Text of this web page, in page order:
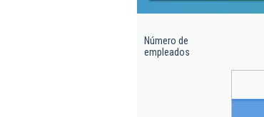
Número de
empleados